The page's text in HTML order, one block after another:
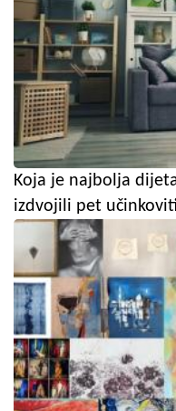
Koja je najbolja
izdvojili pet